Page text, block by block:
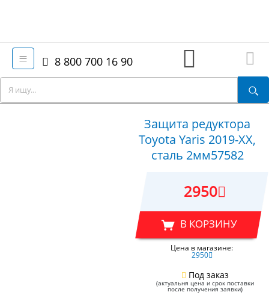
8 800 700 16 90
Защита редуктора
Toyota Yaris 2019-XX,
сталь 2мм57582
2950
В КОРЗИНУ
Цена в магазине:
2950
Под заказ
(актуальня цена и срок поставки
после получения заявки)